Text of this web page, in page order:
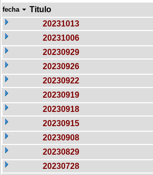
fecha Titulo
20231013
20231006
20230929
20230926
20230922
20230919
20230918
20230915
20230908
20230829
20230728